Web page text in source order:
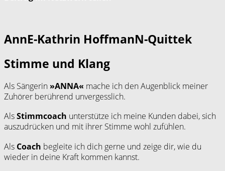
AnnE-Kathrin HoffmanN-Quittek
Stimme und Klang
Als Sängerin »ANNA« mache ich den Augenblick meiner
Zuhörer berührend unvergesslich.
AlsStimmcoach unterstütze ich meine Kunden dabei, sich
auszudrücken und mit ihrer Stimme wohl zufühlen.
Als Coach begleite ich dich gerne und zeige dir, wie du
wieder in deine Kraft kommen kannst.